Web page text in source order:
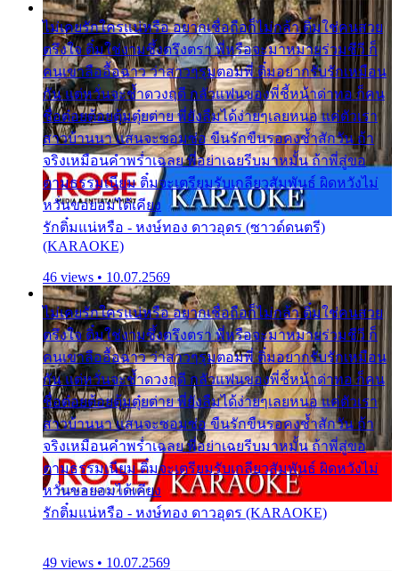
ไม่เคยรักใครแน่หรือ อยากเชื่อถือก็ไม่กล้า ติ๋มใช่คนสวย
ตรึงใจ ติ๋มใช่งามซึ้งตรึงตรา พี่หรือจะมาหมายร่วมชีวี ก็
คนเขาลืออื้อฉาว ว่าสาวๆรุมตอมพี่ ติ๋มอยากรับรักเหมือน
กัน แต่หวั่นจะช้ำดวงฤดี กลัวแฟนของพี่ชี้หน้าด่าทอ ก็คน
ชื่อต๋อยต้อยตุ้มตุ๋ยต่าย พี่ยังลืมได้ง่ายๆเลยหนอ แค่ตัวเรา
สาวบ้านนา แสนจะซอมซ่อ ขืนรักขืนรอคงช้ำสักวัน ถ้า
จริงเหมือนคำพร่ำเฉลย พี่อย่าเฉยรีบมาหมั้น ถ้าพี่สู่ขอ
ตามธรรมเนียม ติ๋มจะเตรียมรับเกลียวสัมพันธ์ ผิดหวังไม่
หวั่นขอยอมได้เคียง
รักติ๋มแน่หรือ - หงษ์ทอง ดาวอุดร (ซาวด์ดนตรี)
(KARAOKE)
46 views • 10.07.2569
ไม่เคยรักใครแน่หรือ อยากเชื่อถือก็ไม่กล้า ติ๋มใช่คนสวย
ตรึงใจ ติ๋มใช่งามซึ้งตรึงตรา พี่หรือจะมาหมายร่วมชีวี ก็
คนเขาลืออื้อฉาว ว่าสาวๆรุมตอมพี่ ติ๋มอยากรับรักเหมือน
กัน แต่หวั่นจะช้ำดวงฤดี กลัวแฟนของพี่ชี้หน้าด่าทอ ก็คน
ชื่อต๋อยต้อยตุ้มตุ๋ยต่าย พี่ยังลืมได้ง่ายๆเลยหนอ แค่ตัวเรา
สาวบ้านนา แสนจะซอมซ่อ ขืนรักขืนรอคงช้ำสักวัน ถ้า
จริงเหมือนคำพร่ำเฉลย พี่อย่าเฉยรีบมาหมั้น ถ้าพี่สู่ขอ
ตามธรรมเนียม ติ๋มจะเตรียมรับเกลียวสัมพันธ์ ผิดหวังไม่
หวั่นขอยอมได้เคียง
รักติ๋มแน่หรือ - หงษ์ทอง ดาวอุดร (KARAOKE)
49 views • 10.07.2569